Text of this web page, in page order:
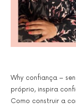
Why confiança –
próprio, inspira
Como construir a